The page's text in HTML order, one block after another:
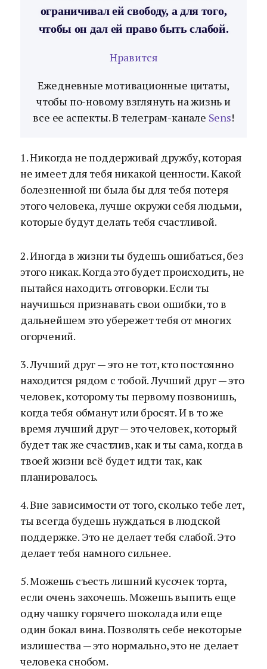
ограничивал ей свободу, а для того,
чтобы он дал ей право быть слабой.
Нравится
Ежедневные мотивационные цитаты,
чтобы по-новому взглянуть на жизнь и
все ее аспекты. В телеграм-канале Sens!
1. Никогда не поддерживай дружбу, которая
не имеет для тебя никакой ценности. Какой
болезненной ни была бы для тебя потеря
этого человека, лучше окружи себя людьми,
которые будут делать тебя счастливой.
2. Иногда в жизни ты будешь ошибаться, без
этого никак. Когда это будет происходить, не
пытайся находить отговорки. Если ты
научишься признавать свои ошибки, то в
дальнейшем это убережет тебя от многих
огорчений.
3. Лучший друг — это не тот, кто постоянно
находится рядом с тобой. Лучший друг — это
человек, которому ты первому позвонишь,
когда тебя обманут или бросят. И в то же
время лучший друг — это человек, который
будет так же счастлив, как и ты сама, когда в
твоей жизни всё будет идти так, как
планировалось.
4. Вне зависимости от того, сколько тебе лет,
ты всегда будешь нуждаться в людской
поддержке. Это не делает тебя слабой. Это
делает тебя намного сильнее.
5. Можешь съесть лишний кусочек торта,
если очень захочешь. Можешь выпить еще
одну чашку горячего шоколада или еще
один бокал вина. Позволять себе некоторые
излишества — это нормально, это не делает
человека снобом.